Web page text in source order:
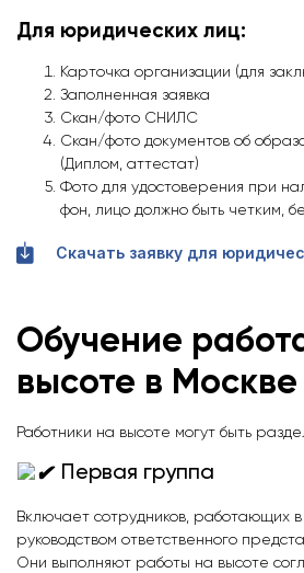
Для юридических лиц:
Карточка организации (для
Заполненная заявка
Скан/фото СНИЛС
Скан/фото документов об
(Диплом, аттестат)
Фото для удостоверения при
фон, лицо должно быть четким,
Скачать заявку для
Обучение
высоте в Москве
Работники на высоте могут быть
Первая группа
Включает сотрудников, работающих
руководством ответственного
Они выполняют работы на высоте